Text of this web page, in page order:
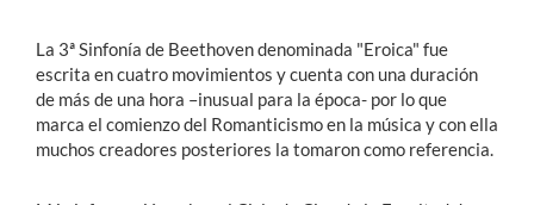
La 3ª Sinfonía de Beethoven denominada "Eroica" fue
escrita en cuatro movimientos y cuenta con una duración
de más de una hora –inusual para la época- por lo que
marca el comienzo del Romanticismo en la música y con ella
muchos creadores posteriores la tomaron como referencia.